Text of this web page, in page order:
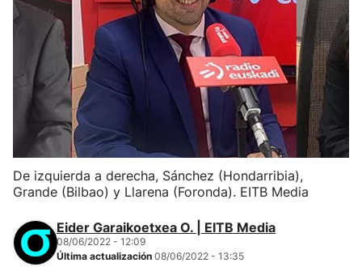
De izquierda a derecha, Sánchez (Hondarribia),
Grande (Bilbao) y Llarena (Foronda). EITB Media
Eider Garaikoetxea O. | EITB Media
08/06/2022 - 12:09
Última actualización 08/06/2022 - 13:35